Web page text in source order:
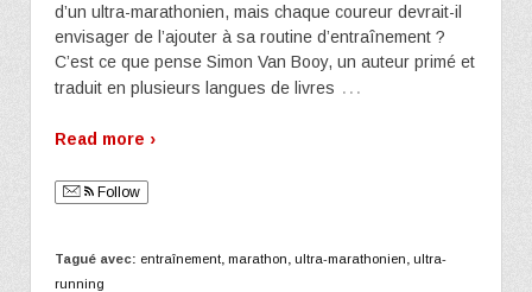
d’un ultra-marathonien, mais chaque coureur devrait-il
envisager de l’ajouter à sa routine d’entraînement ?
C’est ce que pense Simon Van Booy, un auteur primé et
traduit en plusieurs langues de livres …
Read more ›
Follow
Tagué avec: entraînement marathon ultra-marathonien
ultra-
running